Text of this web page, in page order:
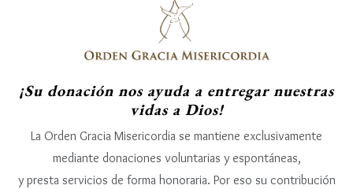
n
c
i
a
l
¡Su donación nos ayuda a entregar nuestras
vidas a Dios!
La Orden Gracia Misericordia se mantiene exclusivamente
mediante donaciones voluntarias y espontáneas,
y presta servicios de forma honoraria. Por eso su contribución